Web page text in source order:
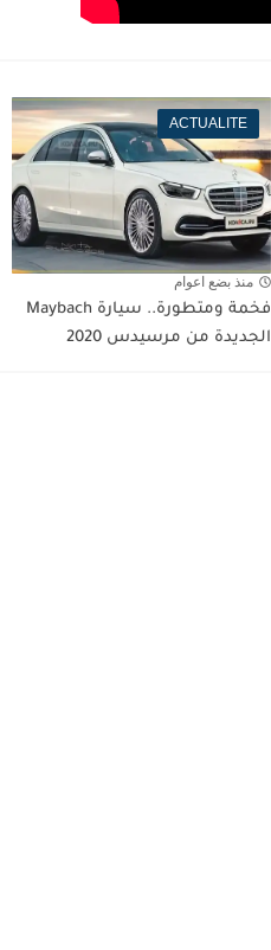
ACTUALITE
منذ بضع اعوام
فخمة ومتطورة.. سيارة Maybach
الجديدة من مرسيدس 2020